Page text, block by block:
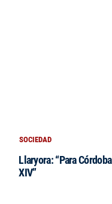
SOCIEDAD
Llaryora: “Para
XIV”